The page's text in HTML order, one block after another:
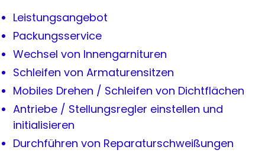
Leistungsangebot
Packungsservice
Wechsel von Innengarnituren
Schleifen von Armaturensitzen
Mobiles Drehen / Schleifen von Dichtflächen
Antriebe / Stellungsregler einstellen und
initialisieren
Durchführen von Reparaturschweißungen